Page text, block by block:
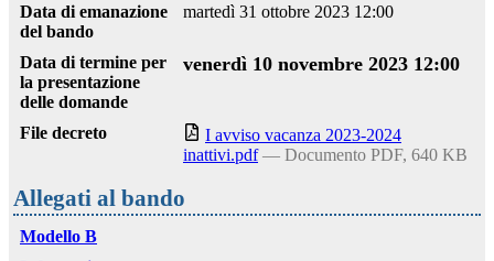
Data di emanazione
del bando
martedì 31 ottobre 2023 12:00
Data di termine per
la presentazione
delle domande
venerdì 10 novembre 2023 12:00
File decreto
I avviso vacanza 2023-2024
inattivi.pdf — Documento PDF, 640 KB
Allegati al bando
Modello B